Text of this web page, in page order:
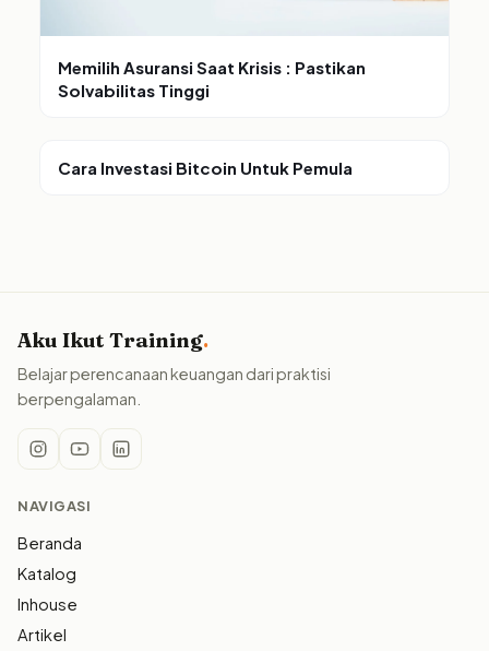
Memilih Asuransi Saat Krisis : Pastikan
Solvabilitas Tinggi
Cara Investasi Bitcoin Untuk Pemula
Aku Ikut Training.
Belajar perencanaan keuangan dari praktisi
berpengalaman.
NAVIGASI
Beranda
Katalog
Inhouse
Artikel